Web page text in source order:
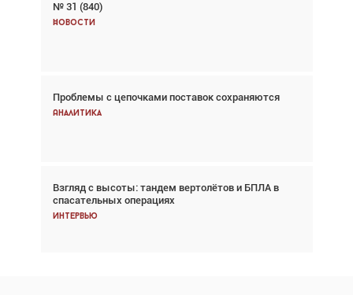
№ 31 (840)
Новости
Проблемы с цепочками поставок сохраняются
Аналитика
Взгляд с высоты: тандем вертолётов и БПЛА в
спасательных операциях
Интервью
Авиационный фотограф Дэйв Кох: «Фотография
говорит сама за себя... а ИИ всё портит»
Впервые с 2024 года глобальный трафик
снижается три недели подряд
Частный самолёт – это актив. Подходите к
покупке соответствующим образом
Интервью